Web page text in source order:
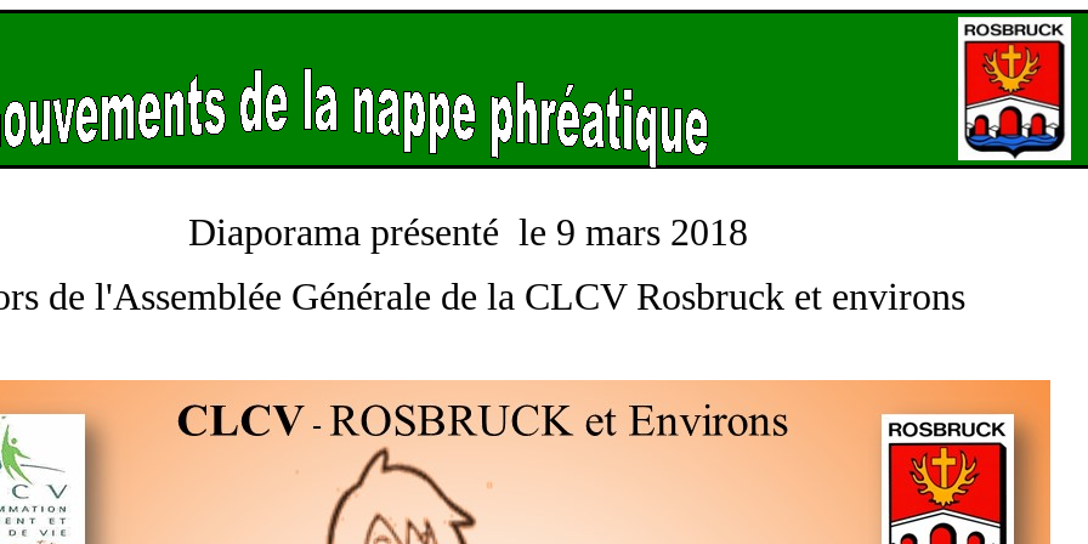
Diaporama présenté le 9 mars 2018
de l'Assemblée Générale de la CLCV Rosbruck et environs